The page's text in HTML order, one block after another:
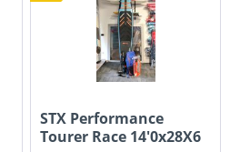
STX Performance
Tourer Race 14'0x28X6